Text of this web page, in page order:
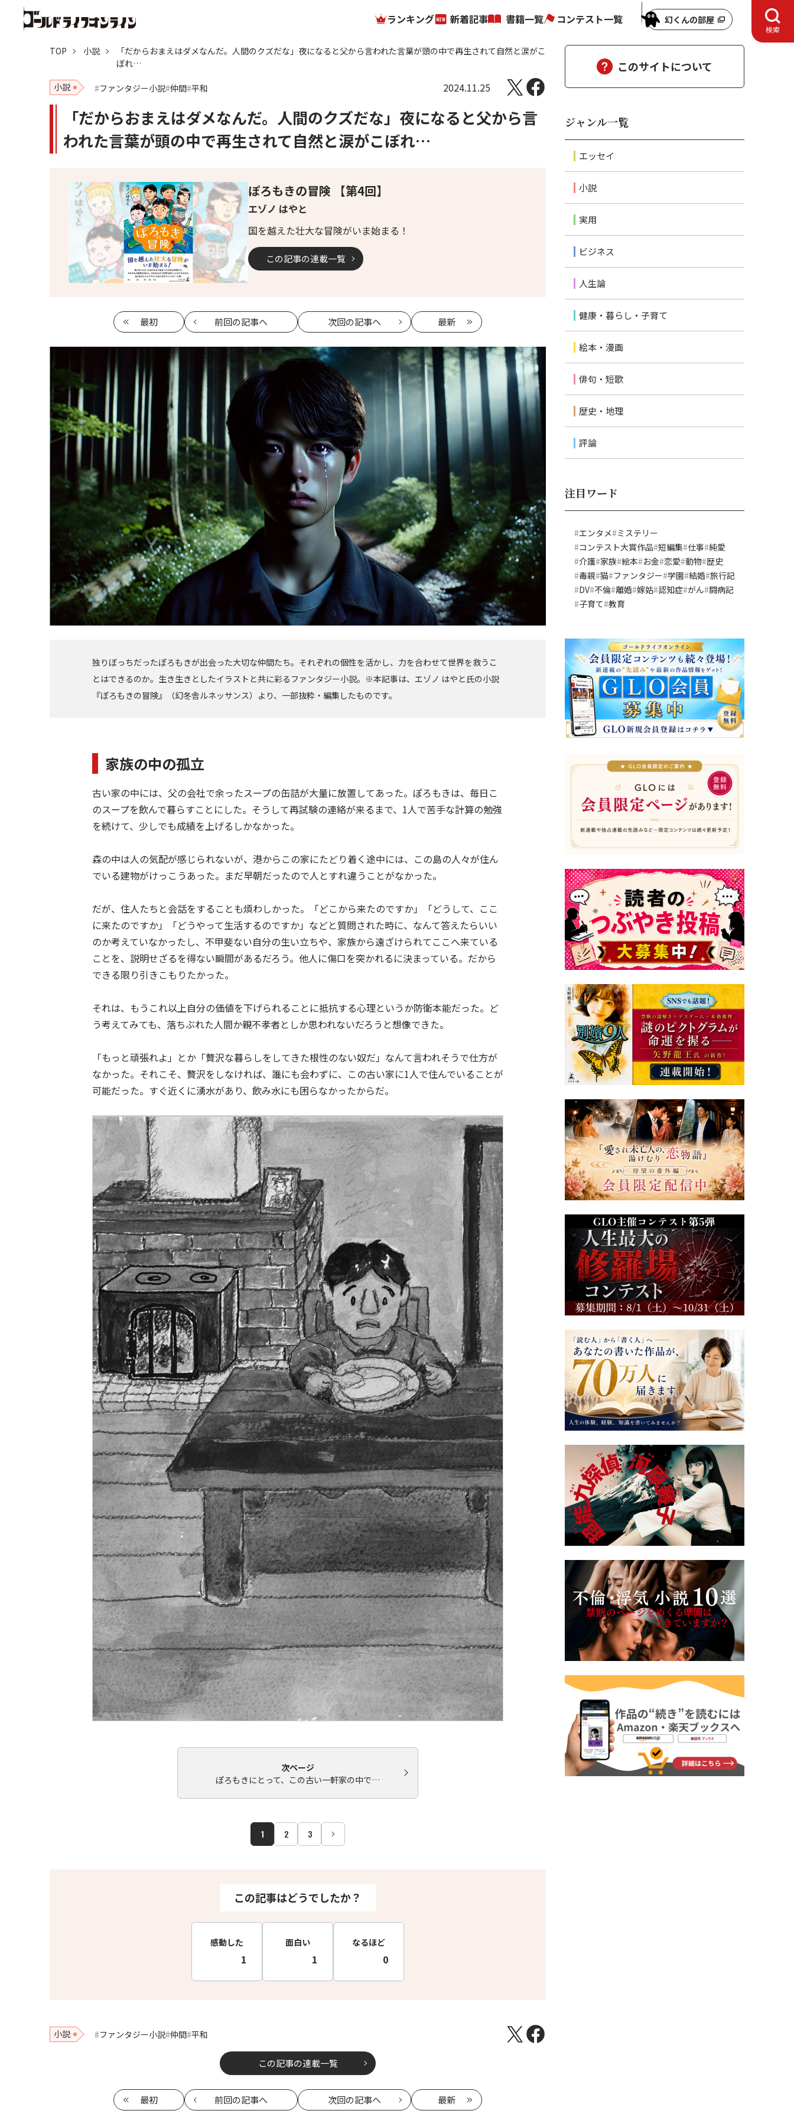
ランキング 新着記事 書籍一覧 コンテスト一覧 幻くんの部屋
検索
TOP 小説
「だからおまえはダメなんだ。人間のクズだな」夜になると父から言われた言葉が頭の中で再生されて自然と涙がこ
ぼれ…
小説
ファンタジー小説 仲間 平和 2024.11.25
「だからおまえはダメなんだ。人間のクズだな」夜になると父から言
われた言葉が頭の中で再生されて自然と涙がこぼれ…
ぽろもきの冒険 【第4回】
エゾノ はやと
国を越えた壮大な冒険がいま始まる！
この記事の連載一覧
最初 前回の記事へ 次回の記事へ 最新
独りぼっちだったぽろもきが出会った大切な仲間たち。それぞれの個性を活かし、力を合わせて世界を救うこ
とはできるのか。生き生きとしたイラストと共に彩るファンタジー小説。※本記事は、エゾノ はやと氏の小説
『ぽろもきの冒険』（幻冬舎ルネッサンス）より、一部抜粋・編集したものです。
家族の中の孤立
古い家の中には、父の会社で余ったスープの缶詰が大量に放置してあった。ぽろもきは、毎日こ
のスープを飲んで暮らすことにした。そうして再試験の連絡が来るまで、1人で苦手な計算の勉強
を続けて、少しでも成績を上げるしかなかった。
森の中は人の気配が感じられないが、港からこの家にたどり着く途中には、この島の人々が住ん
でいる建物がけっこうあった。まだ早朝だったので人とすれ違うことがなかった。
だが、住人たちと会話をすることも煩わしかった。「どこから来たのですか」「どうして、ここ
に来たのですか」「どうやって生活するのですか」などと質問された時に、なんて答えたらいい
のか考えていなかったし、不甲斐ない自分の生い立ちや、家族から遠ざけられてここへ来ている
ことを、説明せざるを得ない瞬間があるだろう。他人に傷口を突かれるに決まっている。だから
できる限り引きこもりたかった。
それは、もうこれ以上自分の価値を下げられることに抵抗する心理というか防衛本能だった。ど
う考えてみても、落ちぶれた人間か親不孝者としか思われないだろうと想像できた。
「もっと頑張れよ」とか「贅沢な暮らしをしてきた根性のない奴だ」なんて言われそうで仕方が
なかった。それこそ、贅沢をしなければ、誰にも会わずに、この古い家に1人で住んでいることが
可能だった。すぐ近くに湧水があり、飲み水にも困らなかったからだ。
次ページ
ぽろもきにとって、この古い一軒家の中で…
1 2 3
この記事はどうでしたか？
感動した
1
面白い
1
なるほど
0
小説 ファンタジー小説 仲間 平和
この記事の連載一覧
最初 前回の記事へ 次回の記事へ 最新
このサイトについて
ジャンル一覧
エッセイ
小説
実用
ビジネス
人生論
健康・暮らし・子育て
絵本・漫画
俳句・短歌
歴史・地理
評論
注目ワード
エンタメ ミステリー
コンテスト大賞作品 短編集 仕事 純愛
介護 家族 絵本 お金 恋愛 動物 歴史
毒親 猫 ファンタジー 学園 結婚 旅行記
DV 不倫 離婚 嫁姑 認知症 がん 闘病記
子育て 教育